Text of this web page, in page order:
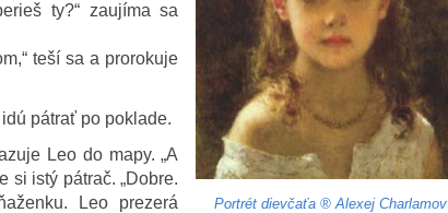
Portrét dievčaťa ® Alexej Charlamov
ty?“ zaujíma sa
teší sa a prorokuje
pátrať po poklade.
Leo do mapy. „A
si istý pátrač. „Dobre.
Leo prezerá